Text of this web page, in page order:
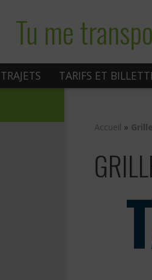
Tu me
TARIFS ET
Accueil »